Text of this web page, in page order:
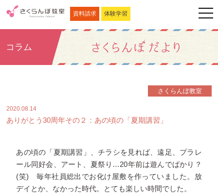
資料請求 体験学習
コラム
さくらんぼ教室
2020.08.14
ありがとう30周年その２：あの頃の「夏期講習」
あの頃の「夏期講習」、チラシを見れば、遠足、プラレ
ール同好会、アート、夏祭り…20年前は遊んでばかり？
(笑) 毎年社員総出でお化け屋敷を作っていました。放
デイとか、なかった時代。とても楽しい時間でした。